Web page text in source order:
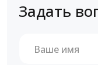
Задать